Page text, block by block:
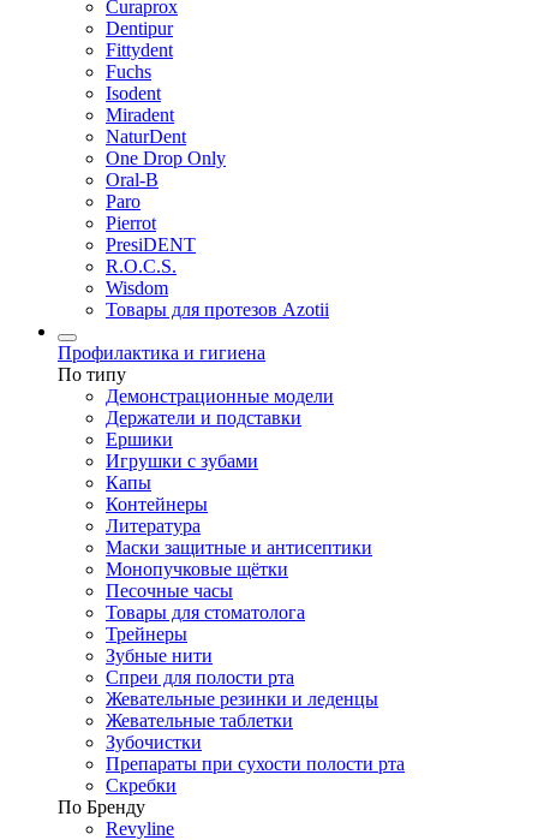
Curaprox
Dentipur
Fittydent
Fuchs
Isodent
Miradent
NaturDent
One Drop Only
Oral-B
Paro
Pierrot
PresiDENT
R.O.C.S.
Wisdom
Товары для протезов Azotii
Профилактика и гигиена
По типу
Демонстрационные модели
Держатели и подставки
Ершики
Игрушки с зубами
Капы
Контейнеры
Литература
Маски защитные и антисептики
Монопучковые щётки
Песочные часы
Товары для стоматолога
Трейнеры
Зубные нити
Спреи для полости рта
Жевательные резинки и леденцы
Жевательные таблетки
Зубочистки
Препараты при сухости полости рта
Скребки
По Бренду
Revyline